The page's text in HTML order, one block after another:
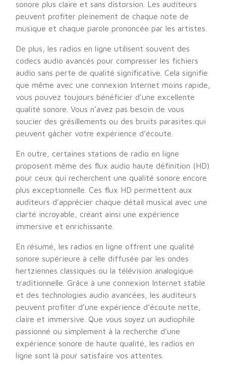
sonore plus claire et sans distorsion. Les auditeurs
peuvent profiter pleinement de chaque note de
musique et chaque parole prononcée par les artistes.
De plus, les radios en ligne utilisent souvent des
codecs audio avancés pour compresser les fichiers
audio sans perte de qualité significative. Cela signifie
que même avec une connexion Internet moins rapide,
vous pouvez toujours bénéficier d’une excellente
qualité sonore. Vous n’avez pas besoin de vous
soucier des grésillements ou des bruits parasites qui
peuvent gâcher votre expérience d’écoute.
En outre, certaines stations de radio en ligne
proposent même des flux audio haute définition (HD)
pour ceux qui recherchent une qualité sonore encore
plus exceptionnelle. Ces flux HD permettent aux
auditeurs d’apprécier chaque détail musical avec une
clarté incroyable, créant ainsi une expérience
immersive et enrichissante.
En résumé, les radios en ligne offrent une qualité
sonore supérieure à celle diffusée par les ondes
hertziennes classiques ou la télévision analogique
traditionnelle. Grâce à une connexion Internet stable
et des technologies audio avancées, les auditeurs
peuvent profiter d’une expérience d’écoute nette,
claire et immersive. Que vous soyez un audiophile
passionné ou simplement à la recherche d’une
expérience sonore de haute qualité, les radios en
ligne sont là pour satisfaire vos attentes.